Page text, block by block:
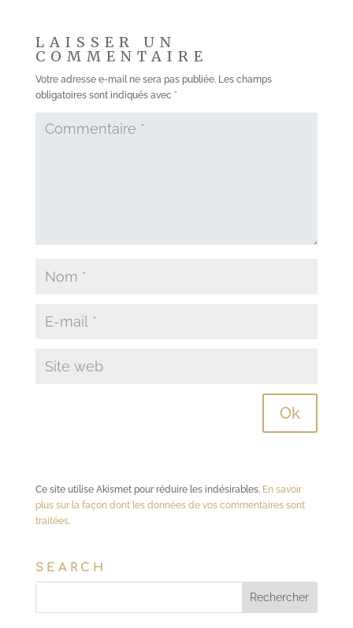
LAISSER UN
COMMENTAIRE
Votre adresse e-mail ne sera pas publiée. Les champs
obligatoires sont indiqués avec *
Ce site utilise Akismet pour réduire les indésirables. En savoir
plus sur la façon dont les données de vos commentaires sont
traitées.
SEARCH